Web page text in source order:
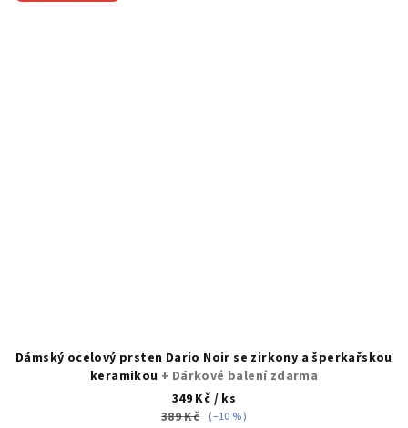
Dámský ocelový prsten Dario Noir se zirkony a šperkařskou
keramikou + Dárkové balení zdarma
349 Kč / ks
389 Kč (–10 %)